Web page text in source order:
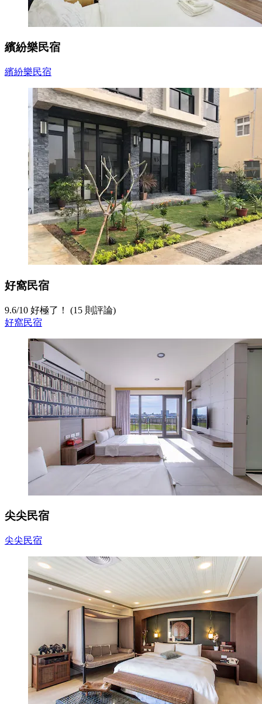
繽紛樂民宿
繽紛樂民宿
好窩民宿
9.6/10 好極了！ (15 則評論)
好窩民宿
尖尖民宿
尖尖民宿